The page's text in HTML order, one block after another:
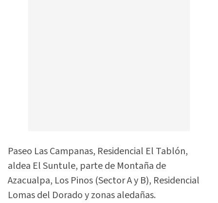
Paseo Las Campanas, Residencial El Tablón,
aldea El Suntule, parte de Montaña de
Azacualpa, Los Pinos (Sector A y B), Residencial
Lomas del Dorado y zonas aledañas.